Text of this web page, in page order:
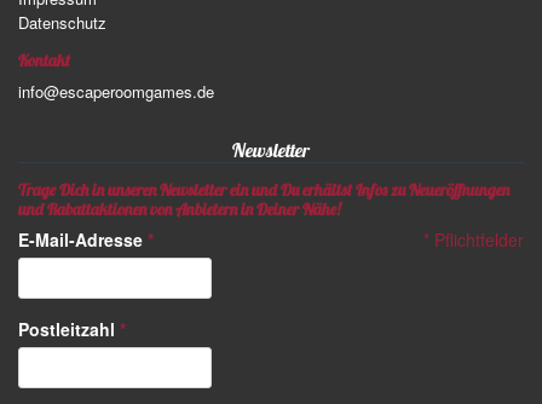
Datenschutz
Kontakt
info@escaperoomgames.de
Newsletter
Trage Dich in unseren Newsletter ein und Du erhältst Infos zu Neueröffnungen
und Rabattaktionen von Anbietern in Deiner Nähe!
* Pflichtfelder
E-Mail-Adresse *
Postleitzahl *